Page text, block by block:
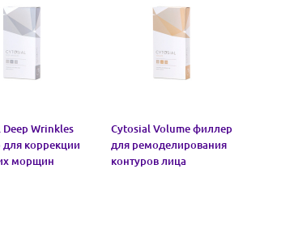
Deep Wrinkles
коррекции
морщин
Cytosial Volume филлер
для ремоделирования
контуров лица